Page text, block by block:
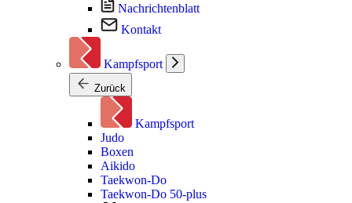
Nachrichtenblatt
Kontakt
Kampfsport
Zurück
Kampfsport
Judo
Boxen
Aikido
Taekwon-Do
Taekwon-Do 50-plus